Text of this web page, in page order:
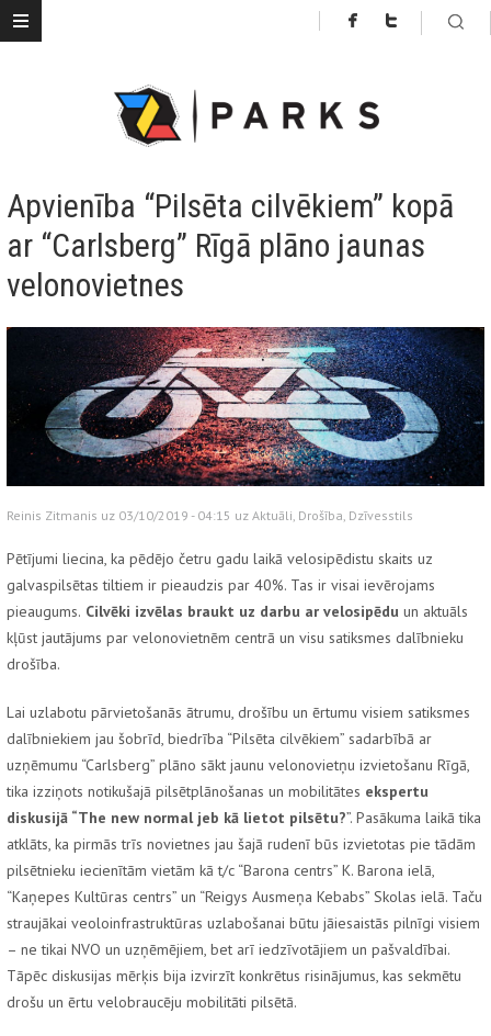
Apvienība “Pilsēta cilvēkiem” kopā
ar “Carlsberg” Rīgā plāno jaunas
velonovietnes
Reinis Zitmanis uz 03/10/2019 - 04:15 uz Aktuāli, Drošība, Dzīvesstils
Pētījumi liecina, ka pēdējo četru gadu laikā velosipēdistu skaits uz
galvaspilsētas tiltiem ir pieaudzis par 40%. Tas ir visai ievērojams
pieaugums. Cilvēki izvēlas braukt uz darbu ar velosipēdu un aktuāls
kļūst jautājums par velonovietnēm centrā un visu satiksmes dalībnieku
drošība.
Lai uzlabotu pārvietošanās ātrumu, drošību un ērtumu visiem satiksmes
dalībniekiem jau šobrīd, biedrība “Pilsēta cilvēkiem” sadarbībā ar
uzņēmumu “Carlsberg” plāno sākt jaunu velonovietņu izvietošanu Rīgā,
tika izziņots notikušajā pilsētplānošanas un mobilitātes ekspertu
diskusijā “The new normal jeb kā lietot pilsētu?”. Pasākuma laikā tika
atklāts, ka pirmās trīs novietnes jau šajā rudenī būs izvietotas pie tādām
pilsētnieku iecienītām vietām kā t/c “Barona centrs” K. Barona ielā,
“Kaņepes Kultūras centrs” un “Reigys Ausmeņa Kebabs” Skolas ielā. Taču
straujākai veoloinfrastruktūras uzlabošanai būtu jāiesaistās pilnīgi visiem
– ne tikai NVO un uzņēmējiem, bet arī iedzīvotājiem un pašvaldībai.
Tāpēc diskusijas mērķis bija izvirzīt konkrētus risinājumus, kas sekmētu
drošu un ērtu velobraucēju mobilitāti pilsētā.